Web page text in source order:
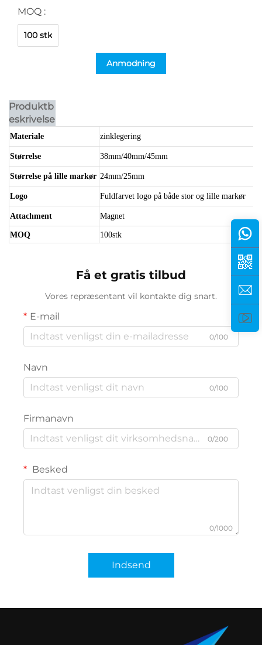
MOQ :
100 stk
Anmodning
Produktb
eskrivelse
Materiale zinklegering
Størrelse 38mm/40mm/45mm
Størrelse på lille markør 24mm/25mm
Logo Fuldfarvet logo på både stor og lille markør
Attachment Magnet
MOQ 100stk
Få et gratis tilbud
Vores repræsentant vil kontakte dig snart.
E-mail
0/100
Navn
0/100
Firmanavn
0/200
Besked
0/1000
Indsend